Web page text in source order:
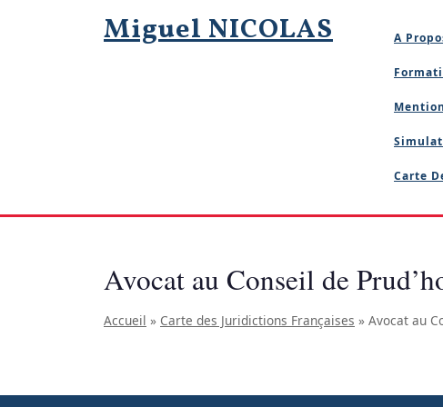
Miguel NICOLAS A
Carte
Avocat au Conseil de
Accueil » Carte des Juridictions Françaises » Avocat au